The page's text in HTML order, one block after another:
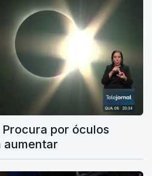
por óculos
aumentar